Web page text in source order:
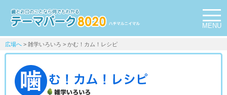
MENU
広場へ > 雑学いろいろ > かむ！カム！レシピ